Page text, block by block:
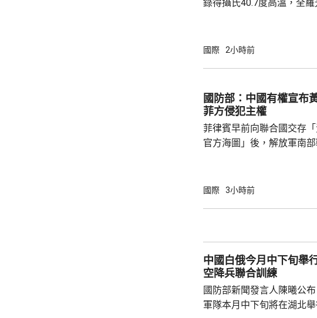
錄得攝氏40.7度高溫，全羅
越、京畿道驪州市金沙面，
溫超過33度，是自1973年
四高。夜間最低氣溫保持在
帶夜」亦...
國際 2小時前
國防部：中國有權宣布
菲方侵犯主權
菲律賓早前向聯合國交存
官方海圖」後，解放軍南
被菲方批評是非法行為。 國防部新聞發言人陳
方行徑嚴重侵犯中國領土
國際關係基本準則，非法無
國際 3小時前
中國白俄今月中下旬舉
空降兵聯合訓練
國防部新聞發言人陳曦公
軍隊本月中下旬將在湖北舉